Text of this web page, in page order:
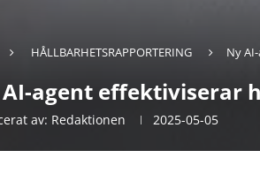
HÅLLBARHETSRAPPORTERING Ny
agent effektiviserar
av: Redaktionen 2025-05-05